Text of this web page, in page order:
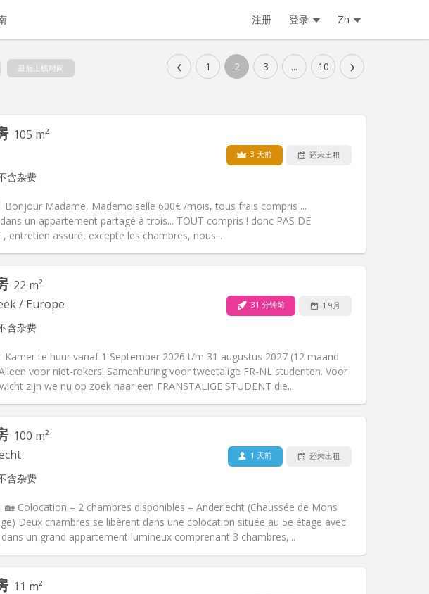
注册 登录 Zh
‹ 1 2 3 ... 10 ›
最后上线时间
105 m²
含杂费
3 天前 还未出租
Bonjour Madame, Mademoiselle 600€ /mois, tous frais compris ...
un appartement partagé à trois... TOUT compris ! donc PAS DE
, entretien assuré, excepté les chambres, nous...
m2
其他
氛围: 学习氛围, 安静, 社区氛围
22 m²
/ Europe
含杂费
31 分钟前 1 9月
Kamer te huur vanaf 1 September 2026 t/m 31 augustus 2027 (12 maand
voor niet-rokers! Samenhuring voor tweetalige FR-NL studenten. Voor
zijn we nu op zoek naar een FRANSTALIGE STUDENT die...
2
其他
氛围:社区氛围, 温馨
100 m²
含杂费
1 天前 还未出租
🏡 Colocation – 2 chambres disponibles – Anderlecht (Chaussée de Mons
Deux chambres se libèrent dans une colocation située au 5e étage avec
un grand appartement lumineux comprenant 3 chambres,...
m2
其他
氛围:安静, 学习氛围
11 m²